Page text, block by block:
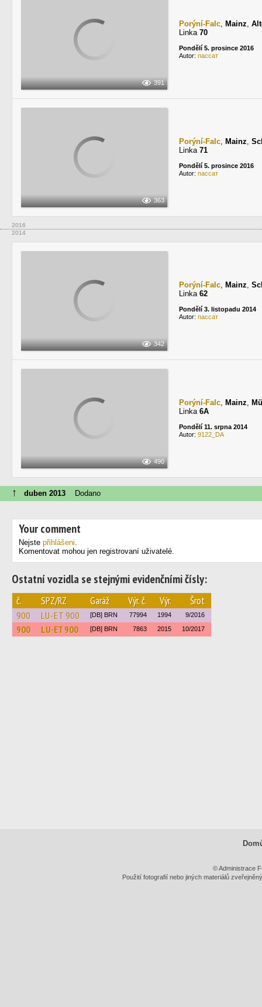
391
Porýní-Falc, Mainz,
Linka 70
Pondělí 5. prosince 2016
Autor: пассат
363
Porýní-Falc, Mainz,
Linka 71
Pondělí 5. prosince 2016
Autor: пассат
2016
2014
342
Porýní-Falc, Mainz,
Linka 62
Pondělí 3. listopadu 2014
Autor: пассат
490
Porýní-Falc, Mainz,
Linka 6A
Pondělí 11. srpna 2014
Autor: 9122_DA
↑ duben 2013 Dodano
Your comment
Nejste přihlášeni.
Komentovat mohou jen registrovaní uživatelé.
Ostatní vozidla se stejnými evidenčními čísly:
č. SPZ/RZ Garáž Výr. č. Výr. Šrot
900 LU-ET 900 [DB] BRN 77994 1994 9/2016
900 LU-ET 900 [DB] BRN 7863 2015 10/2017
© Administrace
Použití fotografií nebo jiných materiálů